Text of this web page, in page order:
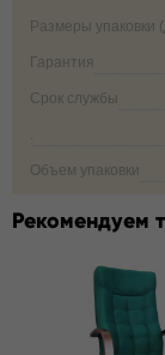
Размеры упаковки
Гарантия
Срок службы
.
Объем упаковки
Рекомендуем